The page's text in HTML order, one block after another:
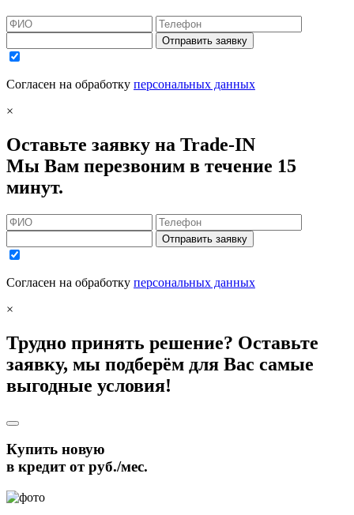
Отправить заявку
Согласен на обработку персональных данных
×
Оставьте заявку на Trade-IN
Мы Вам перезвоним в течение 15
минут.
Отправить заявку
Согласен на обработку персональных данных
×
Трудно принять решение? Оставьте
заявку, мы подберём для Вас самые
выгодные условия!
Купить новую
в кредит отруб./мес.